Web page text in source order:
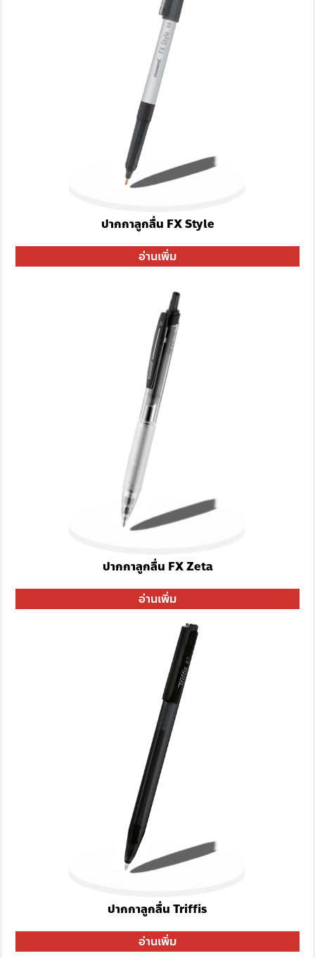
ปากกาลูกลื่น FX Style
อ่านเพิ่ม
ปากกาลูกลื่น FX Zeta
อ่านเพิ่ม
ปากกาลูกลื่น Triffis
อ่านเพิ่ม